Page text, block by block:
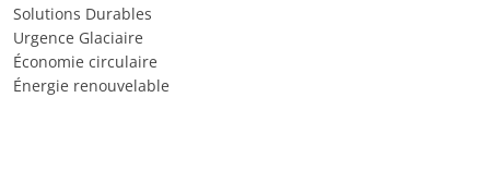
Solutions Durables
Urgence Glaciaire
Économie circulaire
Énergie renouvelable